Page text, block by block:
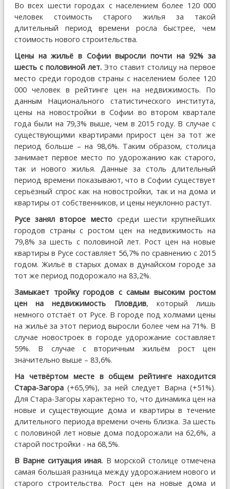
Во всех шести городах с населением более 120 000
человек стоимость старого жилья за такой
длительный период времени росла быстрее, чем
стоимость нового строительства.
Цены на жильё в Софии выросли почти на 92% за
шесть с половиной лет. Это ставит столицу на первое
место среди городов страны с населением более 120
000 человек в рейтинге цен на недвижимость. По
данным Национального статистического института,
цены на новостройки в Софии во втором квартале
года были на 79,3% выше, чем в 2015 году. В случае с
существующими квартирами прирост цен за тот же
период больше – на 98,6%. Таким образом, столица
занимает первое место по удорожанию как старого,
так и нового жилья. Данные за столь длительный
период времени показывают, что в Софии существует
серьёзный спрос как на новостройки, так и на дома и
квартиры от собственников, и цены неуклонно растут.
Русе занял второе местосреди шести крупнейших
городов страны с ростом цен на недвижимость на
79,8% за шесть с половиной лет. Рост цен на новые
квартиры в Русе составляет 56,7% по сравнению с 2015
годом. Жильё в старых домах в дунайском городе за
тот же период подорожало на 83,2%.
Замыкает тройку городов с самым высоким ростом
цен на недвижимость Пловдив, который лишь
немного отстаёт от Русе. В городе под холмами цены
на жильё за этот период выросли более чем на 71%. В
случае новостроек в городе удорожание составляет
59%. В случае с вторичным жильём рост цен
значительно выше – 83,6%.
На четвёртом месте в общем рейтинге находится
Стара-Загора (+65,9%), за ней следует Варна (+51%).
Для Стара-Загоры характерно то, что динамика цен на
новые и существующие дома и квартиры в течение
длительного периода времени очень близка. За шесть
с половиной лет новые дома подорожали на 62,6%, а
старой постройки - на 68,5%.
В Варне ситуация иная. В морской столице отмечена
самая большая разница между удорожанием нового и
старого строительства. Рост цен на новые дома и